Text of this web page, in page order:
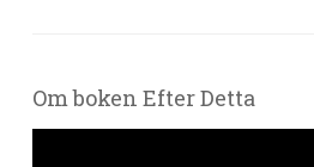
Om boken Efter Detta